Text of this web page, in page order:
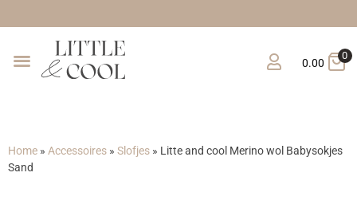
0.00
0
Home » Accessoires » Slofjes » Litte and cool Merino wol Babysokjes
Sand